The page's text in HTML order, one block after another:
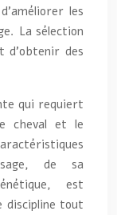
les
La sélection
d’obtenir des
qui requiert
cheval et le
de sa
est
discipline tout